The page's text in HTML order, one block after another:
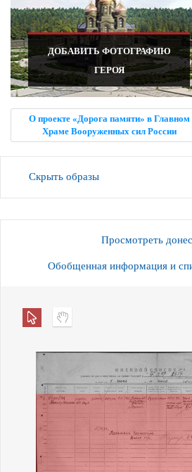
ДОБАВИТЬ ФОТОГРАФИЮ
ГЕРОЯ
О проекте «Дорога памяти» в Главном
Храме Вооруженных сил России
Скрыть образы
Просмотреть
Обобщенная информация и